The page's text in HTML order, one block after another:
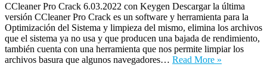
CCleaner Pro Crack 6.03.2022 con Keygen Descargar la última
versión CCleaner Pro Crack es un software y herramienta para la
Optimización del Sistema y limpieza del mismo, elimina los archivos
que el sistema ya no usa y que producen una bajada de rendimiento,
también cuenta con una herramienta que nos permite limpiar los
archivos basura que algunos navegadores… Read More »